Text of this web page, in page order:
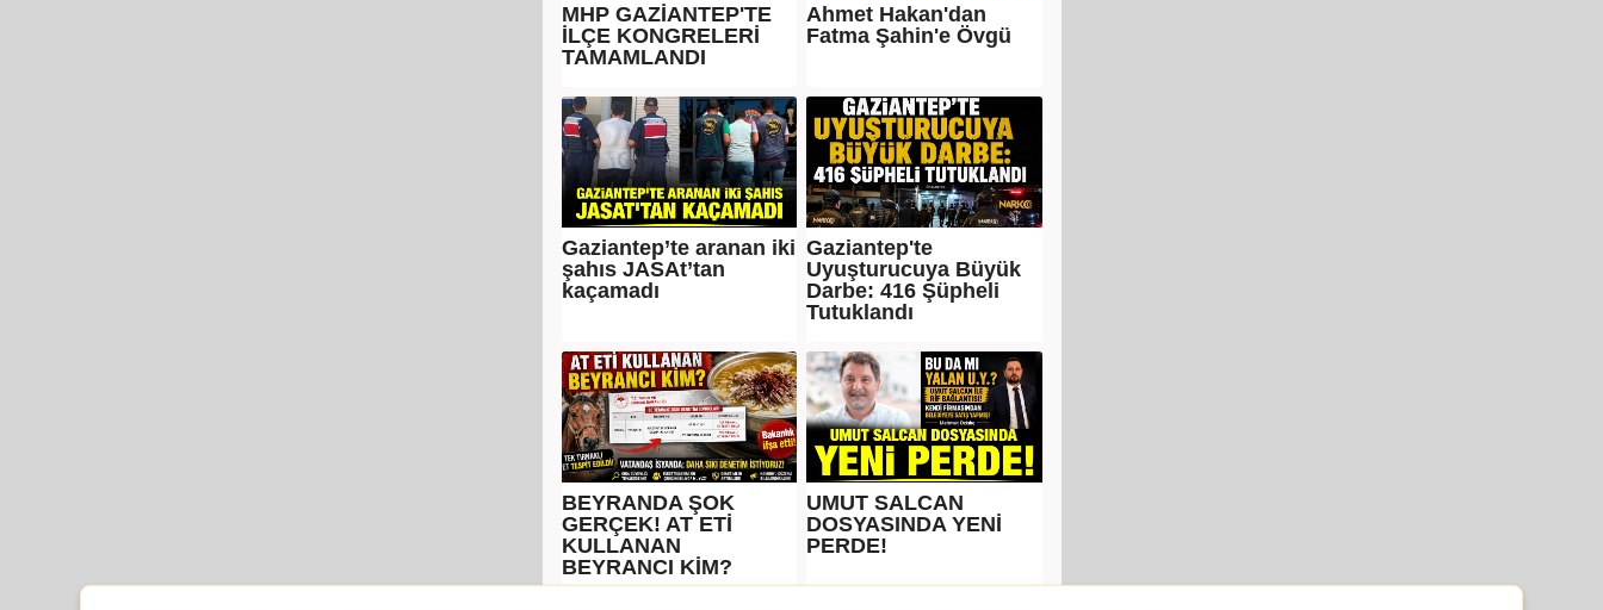
MHP GAZİANTEP'TE
İLÇE KONGRELERİ
TAMAMLANDI
Ahmet Hakan'dan
Fatma Şahin'e Övgü
Gaziantep’te aranan iki
şahıs JASAt’tan
kaçamadı
Gaziantep'te
Uyuşturucuya Büyük
Darbe: 416 Şüpheli
Tutuklandı
BEYRANDA ŞOK
GERÇEK! AT ETİ
KULLANAN
BEYRANCI KİM?
UMUT SALCAN
DOSYASINDA YENİ
PERDE!